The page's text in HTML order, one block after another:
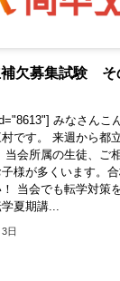
欠募集試験 そ
みなさんこ
です。 来週から都
当会所属の生徒、ご
様が多くいます。
当会でも転学対策
学夏期講...
日